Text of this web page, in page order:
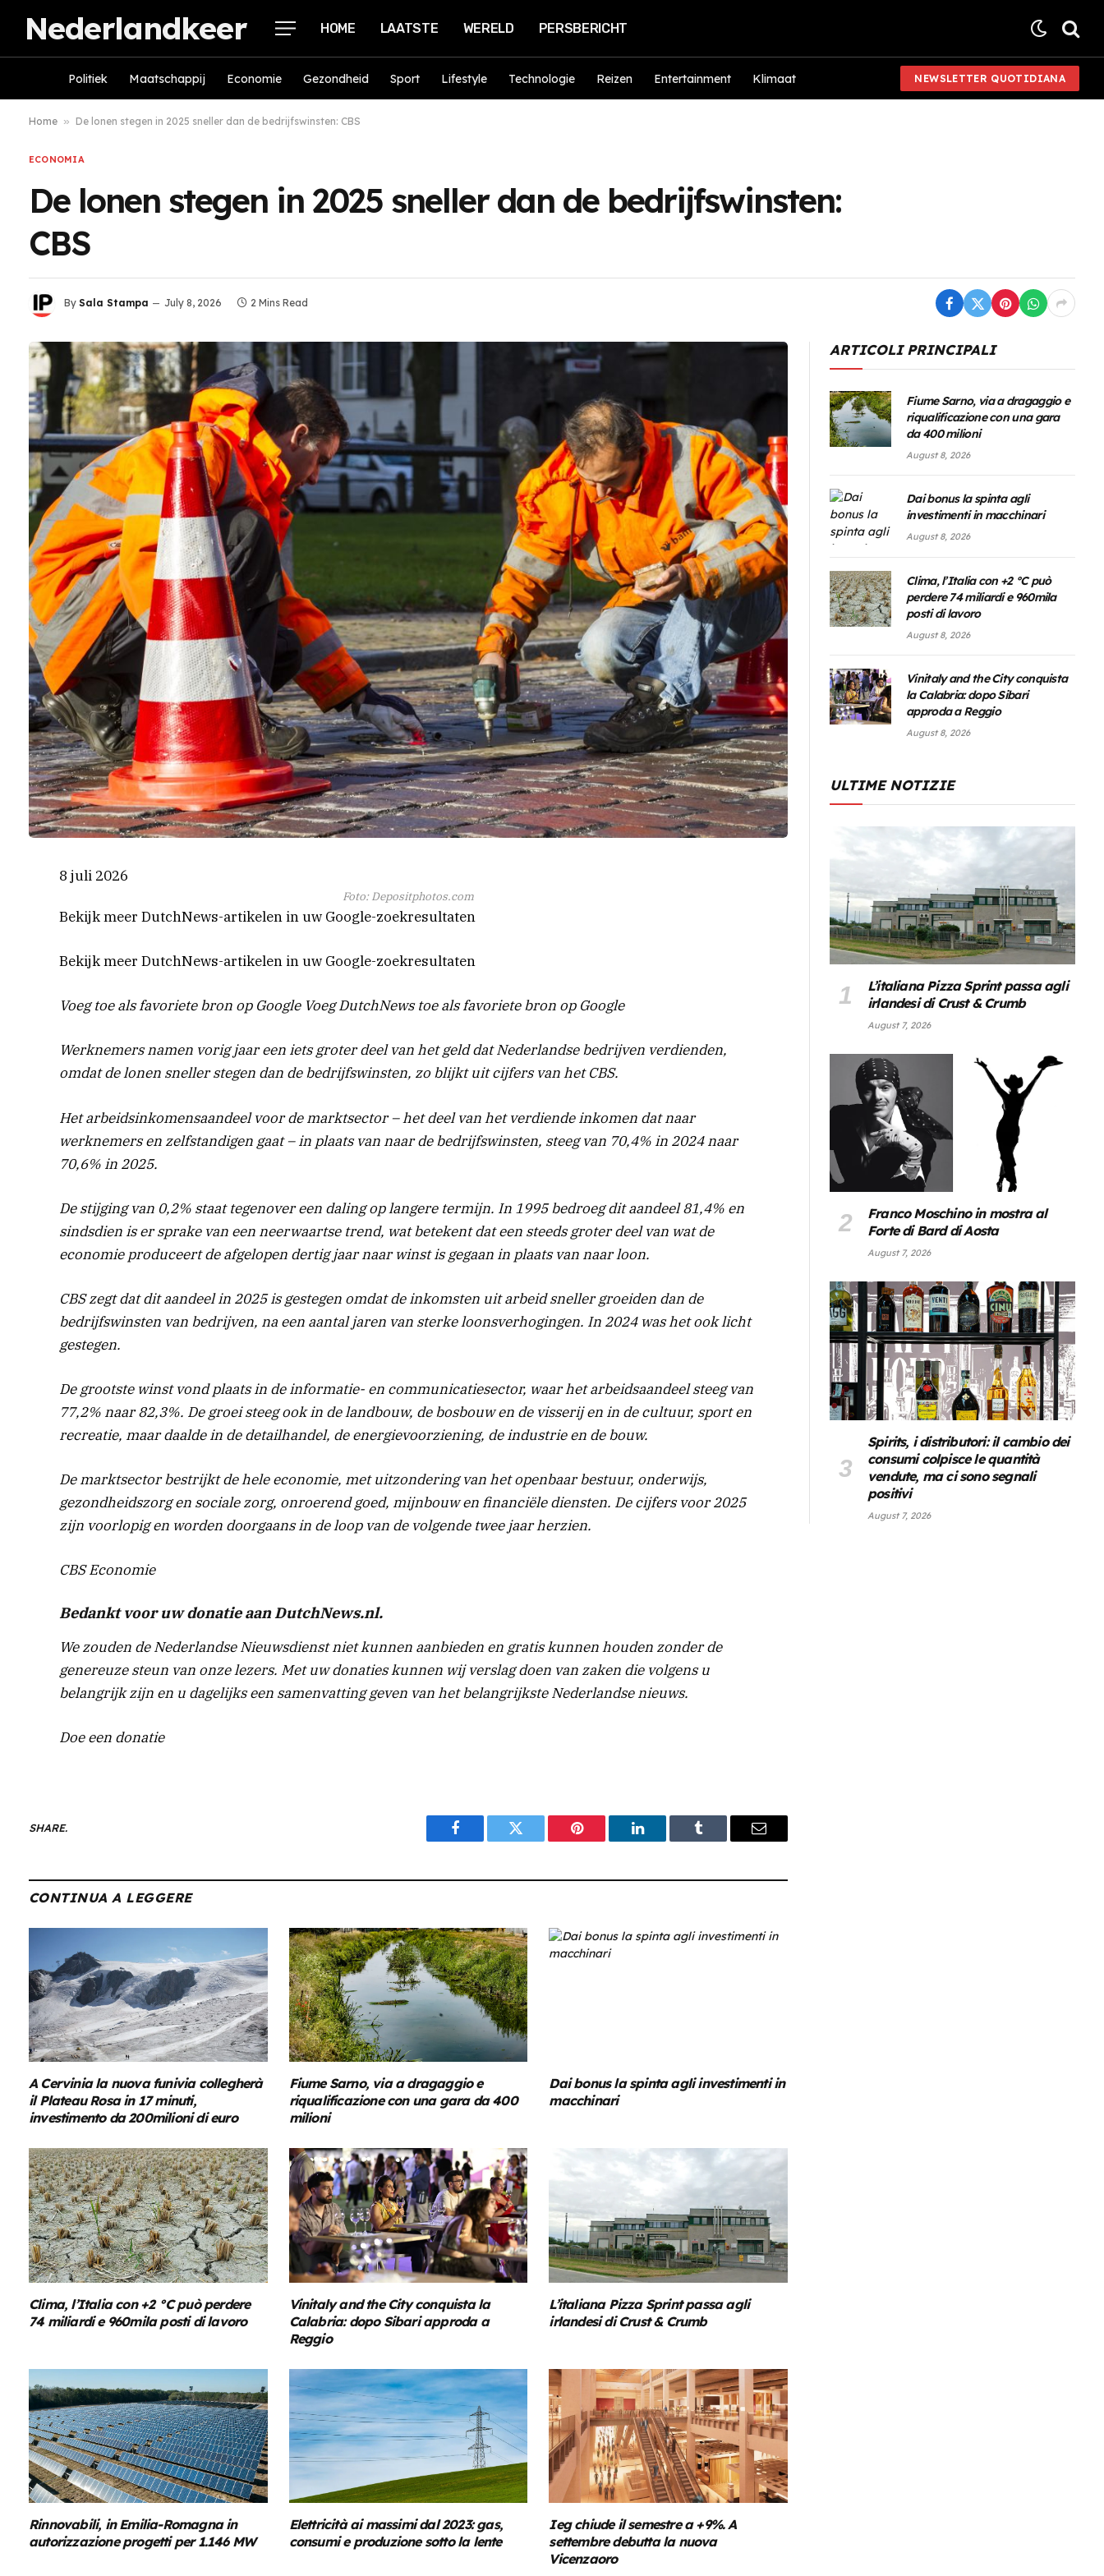
Nederlandkeer HOME LAATSTE WERELD PERSBERICHT
Politiek Maatschappij Economie Gezondheid Sport Lifestyle Technologie Reizen Entertainment Klimaat NEWSLETTER QUOTIDIANA
Home » De lonen stegen in 2025 sneller dan de bedrijfswinsten: CBS
ECONOMIA
De lonen stegen in 2025 sneller dan de bedrijfswinsten:
CBS
By Sala Stampa July 8, 2026 2 Mins Read
8 juli 2026
Foto: Depositphotos.com
Bekijk meer DutchNews-artikelen in uw Google-zoekresultaten
Bekijk meer DutchNews-artikelen in uw Google-zoekresultaten
Voeg toe als favoriete bron op Google Voeg DutchNews toe als favoriete bron op Google
Werknemers namen vorig jaar een iets groter deel van het geld dat Nederlandse bedrijven verdienden,
omdat de lonen sneller stegen dan de bedrijfswinsten, zo blijkt uit cijfers van het CBS.
Het arbeidsinkomensaandeel voor de marktsector – het deel van het verdiende inkomen dat naar
werknemers en zelfstandigen gaat – in plaats van naar de bedrijfswinsten, steeg van 70,4% in 2024 naar
70,6% in 2025.
De stijging van 0,2% staat tegenover een daling op langere termijn. In 1995 bedroeg dit aandeel 81,4% en
sindsdien is er sprake van een neerwaartse trend, wat betekent dat een steeds groter deel van wat de
economie produceert de afgelopen dertig jaar naar winst is gegaan in plaats van naar loon.
CBS zegt dat dit aandeel in 2025 is gestegen omdat de inkomsten uit arbeid sneller groeiden dan de
bedrijfswinsten van bedrijven, na een aantal jaren van sterke loonsverhogingen. In 2024 was het ook licht
gestegen.
De grootste winst vond plaats in de informatie- en communicatiesector, waar het arbeidsaandeel steeg van
77,2% naar 82,3%. De groei steeg ook in de landbouw, de bosbouw en de visserij en in de cultuur, sport en
recreatie, maar daalde in de detailhandel, de energievoorziening, de industrie en de bouw.
De marktsector bestrijkt de hele economie, met uitzondering van het openbaar bestuur, onderwijs,
gezondheidszorg en sociale zorg, onroerend goed, mijnbouw en financiële diensten. De cijfers voor 2025
zijn voorlopig en worden doorgaans in de loop van de volgende twee jaar herzien.
CBS Economie
Bedankt voor uw donatie aan DutchNews.nl.
We zouden de Nederlandse Nieuwsdienst niet kunnen aanbieden en gratis kunnen houden zonder de
genereuze steun van onze lezers. Met uw donaties kunnen wij verslag doen van zaken die volgens u
belangrijk zijn en u dagelijks een samenvatting geven van het belangrijkste Nederlandse nieuws.
Doe een donatie
SHARE.
Facebook Twitter Pinterest LinkedIn Tumblr Email
CONTINUA A LEGGERE
A Cervinia la nuova funivia collegherà
il Plateau Rosa in 17 minuti,
investimento da 200milioni di euro
Fiume Sarno, via a dragaggio e
riqualificazione con una gara da 400
milioni
Dai bonus la spinta agli investimenti in
macchinari
Clima, l’Italia con +2 °C può perdere
74 miliardi e 960mila posti di lavoro
Vinitaly and the City conquista la
Calabria: dopo Sibari approda a
Reggio
L’italiana Pizza Sprint passa agli
irlandesi di Crust & Crumb
Rinnovabili, in Emilia-Romagna in
autorizzazione progetti per 1.146 MW
Elettricità ai massimi dal 2023: gas,
consumi e produzione sotto la lente
Ieg chiude il semestre a +9%. A
settembre debutta la nuova
Vicenzaoro
ARTICOLI PRINCIPALI
Fiume Sarno, via a dragaggio e
riqualificazione con una gara
da 400 milioni
August 8, 2026
Dai bonus la spinta agli
investimenti in macchinari
August 8, 2026
Clima, l’Italia con +2 °C può
perdere 74 miliardi e 960mila
posti di lavoro
August 8, 2026
Vinitaly and the City conquista
la Calabria: dopo Sibari
approda a Reggio
August 8, 2026
ULTIME NOTIZIE
L’italiana Pizza Sprint passa agli
irlandesi di Crust & Crumb
August 7, 2026
Franco Moschino in mostra al
Forte di Bard di Aosta
August 7, 2026
Spirits, i distributori: il cambio dei
consumi colpisce le quantità
vendute, ma ci sono segnali
positivi
August 7, 2026